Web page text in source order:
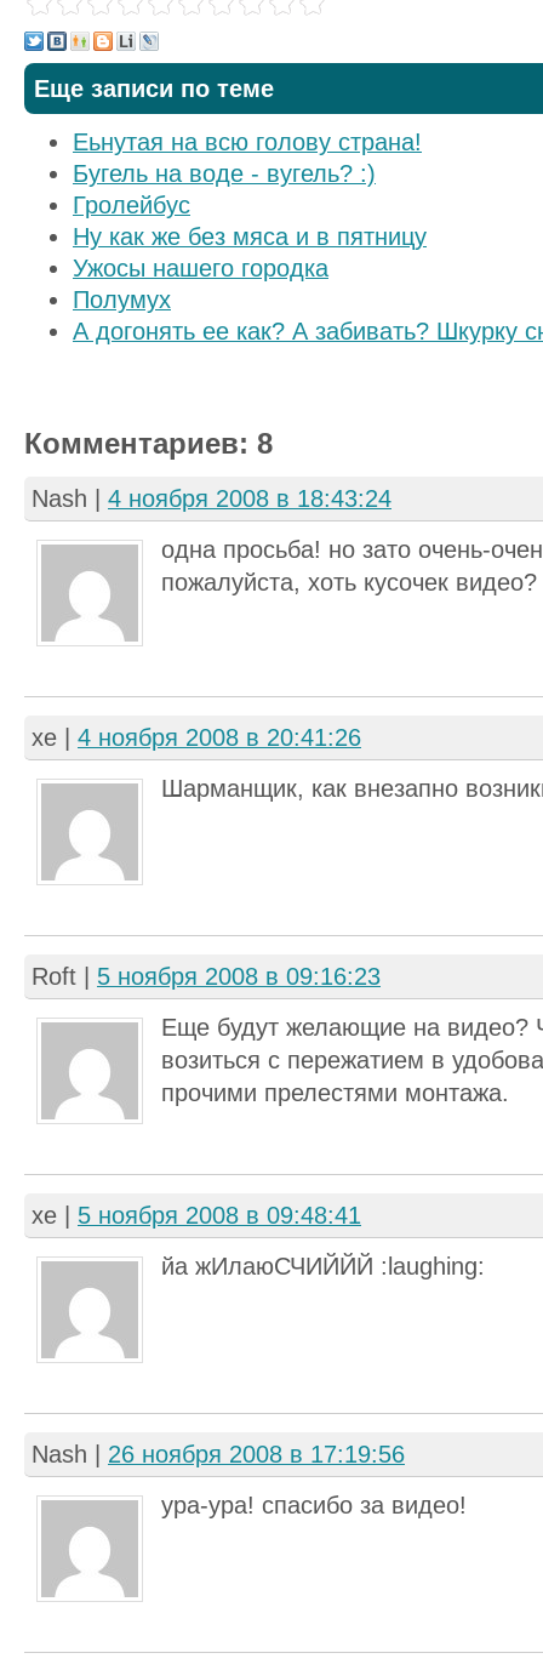
Еще записи по теме
Еьнутая на всю голову страна!
Бугель на воде - вугель? :)
Гролейбус
Ну как же без мяса и в пятницу
Ужосы нашего городка
Полумух
А догонять ее как? А забивать? Шкурку
Комментариев: 8
Nash
4 ноября 2008 в 18:43:24
одна просьба! но зато очень-
пожалуйста, хоть кусочек видео?
хе
4 ноября 2008 в 20:41:26
Шарманщик, как внезапно
Roft
5 ноября 2008 в 09:16:23
Еще будут желающие на видео?
возиться с пережатием в
прочими прелестями монтажа.
хе
5 ноября 2008 в 09:48:41
йа жИлаюСЧИЙЙЙ :laughing:
Nash
26 ноября 2008 в 17:19:56
ура-ура! спасибо за видео!